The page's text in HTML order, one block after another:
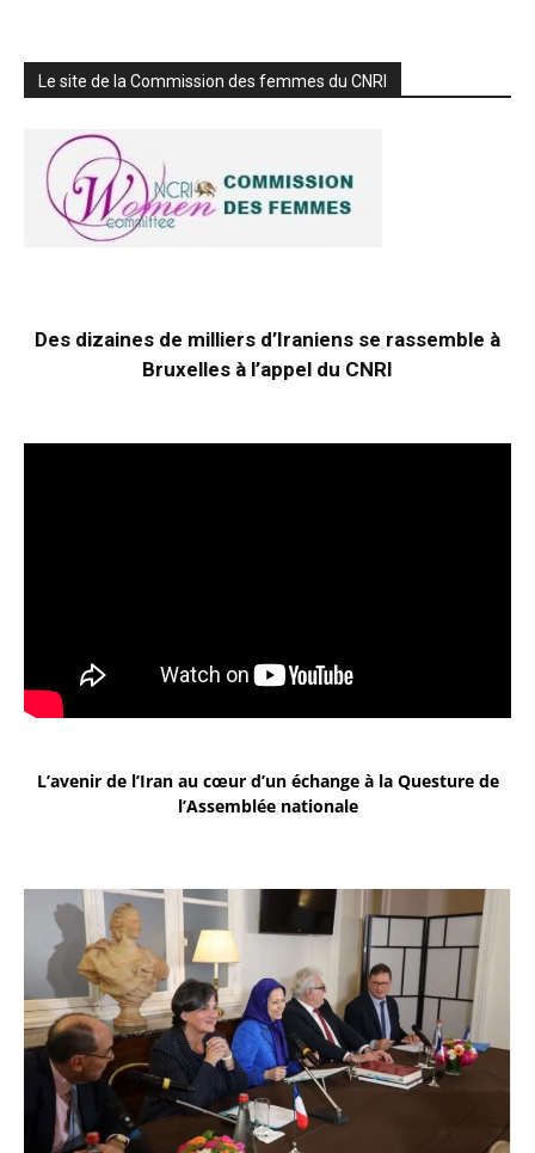
Le site de la Commission des femmes du CNRI
Des dizaines de milliers d’Iraniens se rassemble à
Bruxelles à l’appel du CNRI
L’avenir de l’Iran au cœur d’un échange à la Questure de
l’Assemblée nationale